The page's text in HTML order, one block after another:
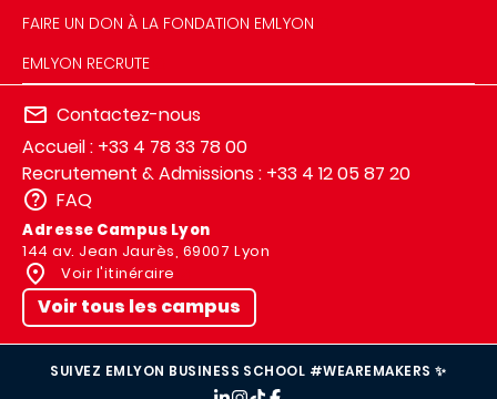
FAIRE UN DON À LA FONDATION EMLYON
EMLYON RECRUTE
Contactez-nous
Accueil : +33 4 78 33 78 00
Recrutement & Admissions : +33 4 12 05 87 20
FAQ
Adresse Campus Lyon
144 av. Jean Jaurès, 69007 Lyon
Voir l'itinéraire
Voir tous les campus
SUIVEZ EMLYON BUSINESS SCHOOL #WEAREMAKERS ✨